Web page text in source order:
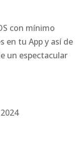
con mínimo
en tu App y así de
un espectacular